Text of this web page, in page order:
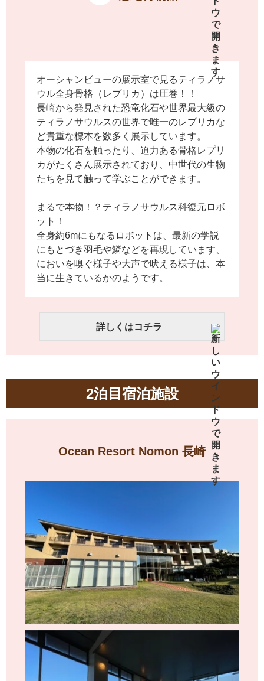
オーシャンビューの展示室で見るティラノサ
ウル全身骨格（レプリカ）は圧巻！！
長崎から発見された恐竜化石や世界最大級の
ティラノサウルスの世界で唯一のレプリカな
ど貴重な標本を数多く展示しています。
本物の化石を触ったり、迫力ある骨格レプリ
カがたくさん展示されており、中世代の生物
たちを見て触って学ぶことができます。
まるで本物！？ティラノサウルス科復元ロボ
ット！
全身約6mにもなるロボットは、最新の学説
にもとづき羽毛や鱗などを再現しています、
においを嗅ぐ様子や大声で吠える様子は、本
当に生きているかのようです。
詳しくはコチラ
2泊目宿泊施設
Ocean Resort Nomon 長崎